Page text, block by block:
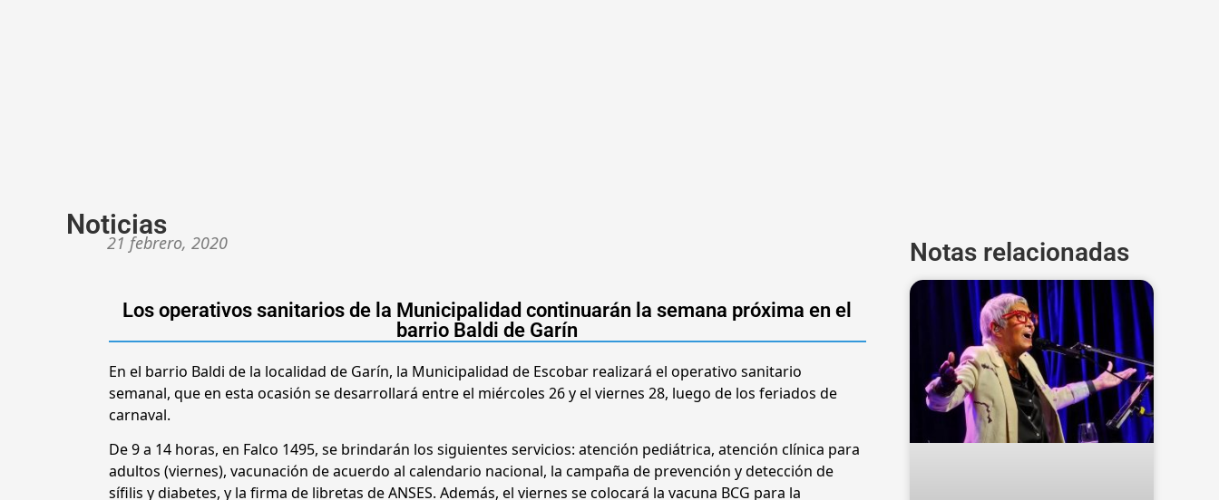
Noticias
21 febrero, 2020
Los operativos sanitarios de la Municipalidad continuarán la semana próxima en el
barrio Baldi de Garín
En el barrio Baldi de la localidad de Garín, la Municipalidad de Escobar realizará el operativo sanitario
semanal, que en esta ocasión se desarrollará entre el miércoles 26 y el viernes 28, luego de los feriados de
carnaval.
De 9 a 14 horas, en Falco 1495, se brindarán los siguientes servicios: atención pediátrica, atención clínica para
adultos (viernes), vacunación de acuerdo al calendario nacional, la campaña de prevención y detección de
sífilis y diabetes, y la firma de libretas de ANSES. Además, el viernes se colocará la vacuna BCG para la
Notas relacionadas